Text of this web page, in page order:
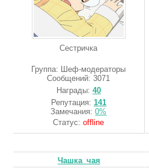
Сестричка
Группа: Шеф-модераторы
Сообщений:3071
Награды: 40
Репутация: 141
Замечания:0%
Статус:offline
Чашка_чая